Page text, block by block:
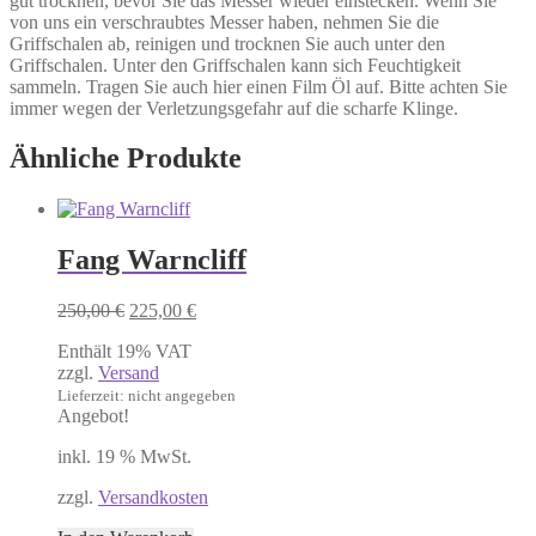
von uns ein verschraubtes Messer haben, nehmen Sie die
Griffschalen ab, reinigen und trocknen Sie auch unter den
Griffschalen. Unter den Griffschalen kann sich Feuchtigkeit
sammeln. Tragen Sie auch hier einen Film Öl auf. Bitte achten Sie
immer wegen der Verletzungsgefahr auf die scharfe Klinge.
Ähnliche Produkte
Fang Warncliff
250,00€ Ursprünglicher
war:
250,00 €
225,00 €Aktueller
Enthält 19% VAT
zzgl. Versand
Lieferzeit: nicht angegeben
Angebot!
inkl. 19 % MwSt.
zzgl. Versandkosten